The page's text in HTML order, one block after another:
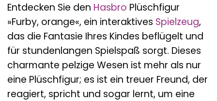
Entdecken Sie den Hasbro Plüschfigur
»Furby, orange«, ein interaktives Spielzeug,
das die Fantasie Ihres Kindes beflügelt und
für stundenlangen Spielspaß sorgt. Dieses
charmante pelzige Wesen ist mehr als nur
eine Plüschfigur; es ist ein treuer Freund, der
reagiert, spricht und sogar lernt, um eine